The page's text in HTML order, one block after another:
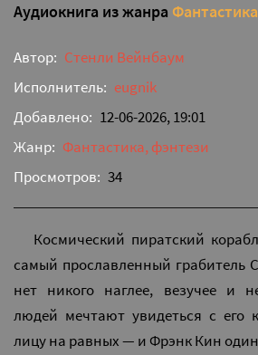
Аудиокнига из жанра
Автор: Стенли Вейнбаум
Исполнитель: eugnik
Добавлено: 12-06-2026, 19:01
Жанр: Фантастика, фэнтези
Просмотров: 34
Космический пиратский
самый прославленный грабитель
нет никого наглее, везучее и
людей мечтают увидеться с его
лицу на равных — и Фрэнк Кин